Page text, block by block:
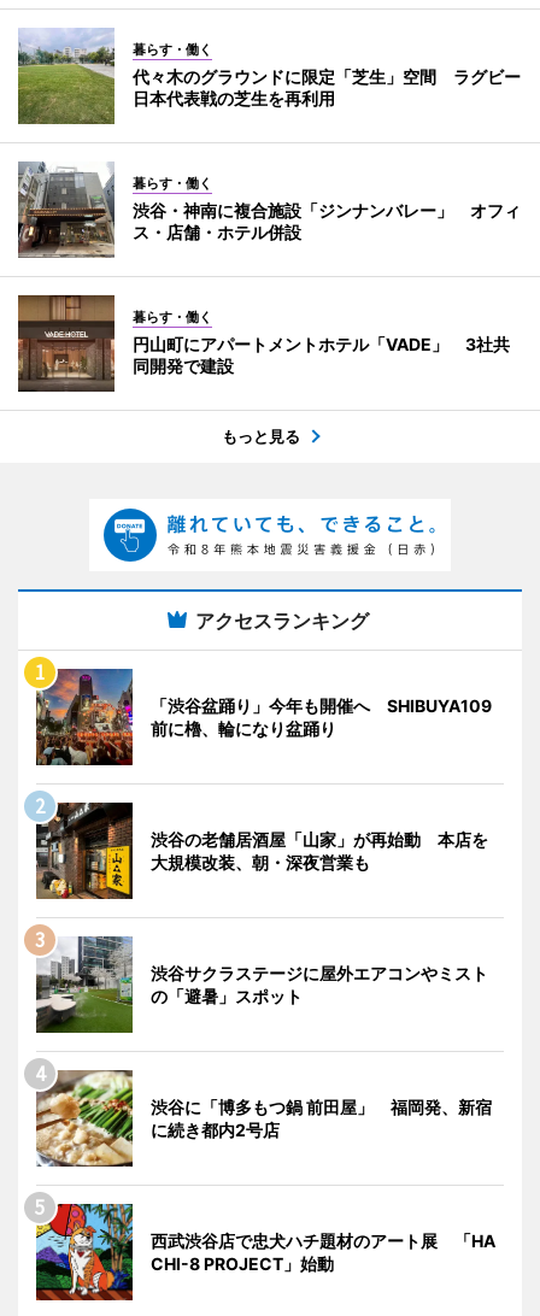
暮らす・働く
代々木のグラウンドに限定「芝生」空間 ラグビー
日本代表戦の芝生を再利用
暮らす・働く
渋谷・神南に複合施設「ジンナンバレー」 オフィ
ス・店舗・ホテル併設
暮らす・働く
円山町にアパートメントホテル「VADE」 3社共
同開発で建設
もっと見る
アクセスランキング
「渋谷盆踊り」今年も開催へ SHIBUYA109
前に櫓、輪になり盆踊り
渋谷の老舗居酒屋「山家」が再始動 本店を
大規模改装、朝・深夜営業も
渋谷サクラステージに屋外エアコンやミスト
の「避暑」スポット
渋谷に「博多もつ鍋 前田屋」 福岡発、新宿
に続き都内2号店
西武渋谷店で忠犬ハチ題材のアート展 「HA
CHI-8 PROJECT」始動